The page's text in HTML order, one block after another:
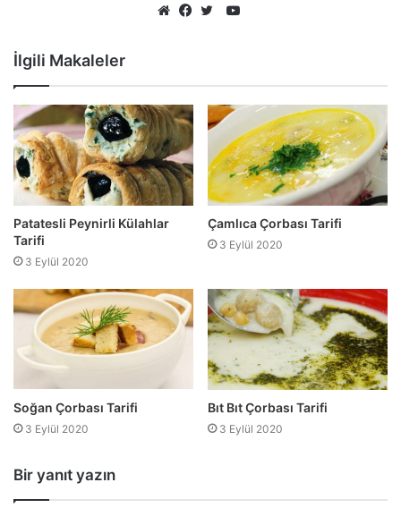
YouTube
İlgili Makaleler
Patatesli Peynirli Külahlar
Tarifi
3 Eylül 2020
Çamlıca Çorbası Tarifi
3 Eylül 2020
Soğan Çorbası Tarifi
3 Eylül 2020
Bıt Bıt Çorbası Tarifi
3 Eylül 2020
Bir yanıt yazın